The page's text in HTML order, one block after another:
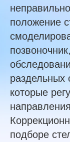
положение
раздельных
которые
подборе